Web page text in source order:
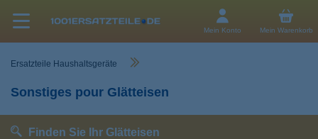
Mein Konto Mein Warenkorb
Ersatzteile Haushaltsgeräte
Sonstiges pour Glätteisen
Finden Sie Ihr Glätteisen